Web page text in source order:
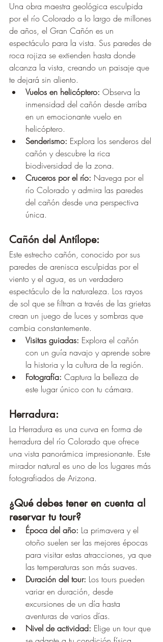
Una obra maestra geológica esculpida
por el río Colorado a lo largo de millones
de años, el Gran Cañón es un
espectáculo para la vista. Sus paredes de
roca rojiza se extienden hasta donde
alcanza la vista, creando un paisaje que
te dejará sin aliento.
Vuelos en helicóptero: Observa la
inmensidad del cañón desde arriba
en un emocionante vuelo en
helicóptero.
Senderismo: Explora los senderos del
cañón y descubre la rica
biodiversidad de la zona.
Cruceros por el río: Navega por el
río Colorado y admira las paredes
del cañón desde una perspectiva
única.
Cañón del Antílope:
Este estrecho cañón, conocido por sus
paredes de arenisca esculpidas por el
viento y el agua, es un verdadero
espectáculo de la naturaleza. Los rayos
de sol que se filtran a través de las grietas
crean un juego de luces y sombras que
cambia constantemente.
Visitas guiadas: Explora el cañón
con un guía navajo y aprende sobre
la historia y la cultura de la región.
Fotografía: Captura la belleza de
este lugar único con tu cámara.
Herradura:
La Herradura es una curva en forma de
herradura del río Colorado que ofrece
una vista panorámica impresionante. Este
mirador natural es uno de los lugares más
fotografiados de Arizona.
¿Qué debes tener en cuenta al
reservar tu tour?
Época del año: La primavera y el
otoño suelen ser las mejores épocas
para visitar estas atracciones, ya que
las temperaturas son más suaves.
Duración del tour: Los tours pueden
variar en duración, desde
excursiones de un día hasta
aventuras de varios días.
Nivel de actividad: Elige un tour que